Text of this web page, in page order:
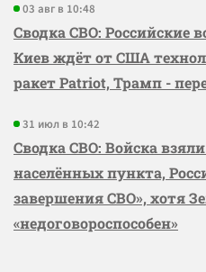
03 авг в 10:48
Сводка СВО: Российские
Киев ждёт от США
ракет Patriot, Трамп -
31 июл в 10:42
Сводка СВО: Войска
населённых пункта,
завершения СВО», хотя
«недоговороспособен»